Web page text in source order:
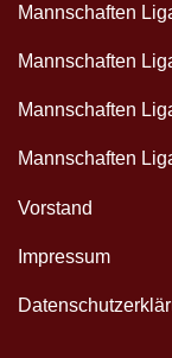
Mannschaften
Mannschaften
Mannschaften
Mannschaften
Vorstand
Impressum